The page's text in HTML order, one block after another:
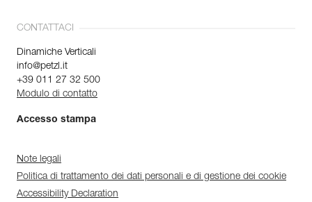
CONTATTACI
Dinamiche Verticali
info@petzl.it
+39 011 27 32 500
Modulo di contatto
Accesso stampa
Note legali
Politica di trattamento dei dati personali e di gestione dei cookie
Accessibility Declaration